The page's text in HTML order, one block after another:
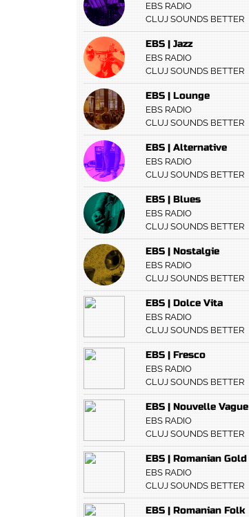
EBS RADIO
CLUJ SOUNDS BETTER
EBS | Jazz
EBS RADIO
CLUJ SOUNDS BETTER
EBS | Lounge
EBS RADIO
CLUJ SOUNDS BETTER
EBS | Alternative
EBS RADIO
CLUJ SOUNDS BETTER
EBS | Blues
EBS RADIO
CLUJ SOUNDS BETTER
EBS | Nostalgie
EBS RADIO
CLUJ SOUNDS BETTER
EBS | Dolce Vita
EBS RADIO
CLUJ SOUNDS BETTER
EBS | Fresco
EBS RADIO
CLUJ SOUNDS BETTER
EBS | Nouvelle Vague
EBS RADIO
CLUJ SOUNDS BETTER
EBS | Romanian Gold
EBS RADIO
CLUJ SOUNDS BETTER
EBS | Romanian Folk